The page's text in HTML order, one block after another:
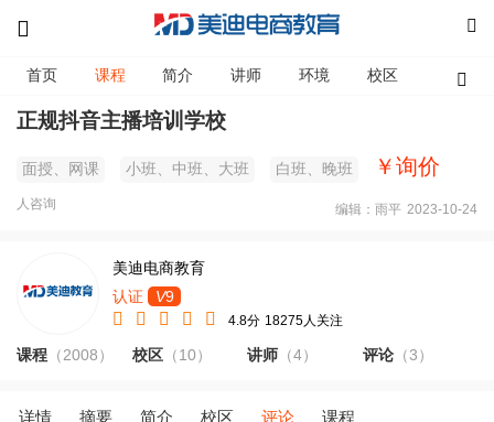
首页 课程 简介 讲师 环境 校区 资讯
正规抖音主播培训学校
面授、网课 小班、中班、大班 白班、晚班 ￥询价
人咨询 2023-10-24
编辑：雨平
美迪电商教育
认证
V9
4.8分 18275人关注
课程 （2008） 校区（10） 讲师 （4） 评论（3）
详情 摘要 简介 校区 评论 课程